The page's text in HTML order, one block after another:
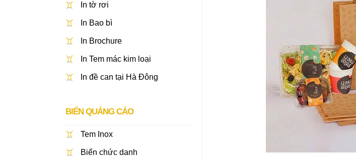
In tờ rơi
In Bao bì
In Brochure
In Tem mác kim loại
In đề can tại Hà Đông
BIỂN QUẢNG CÁO
Tem Inox
Biển chức danh